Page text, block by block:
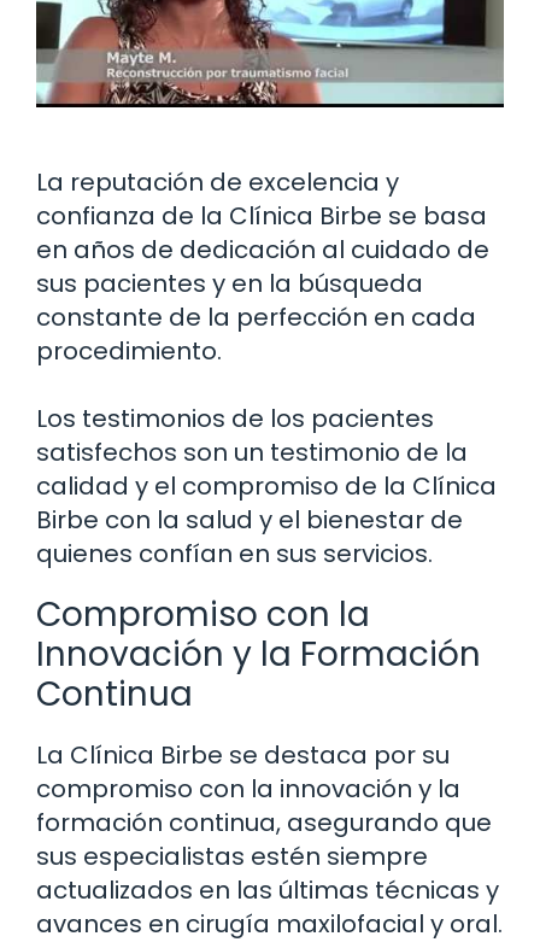
La reputación de excelencia y
confianza de la Clínica Birbe se basa
en años de dedicación al cuidado de
sus pacientes y en la búsqueda
constante de la perfección en cada
procedimiento.
Los testimonios de los pacientes
satisfechos son un testimonio de la
calidad y el compromiso de la Clínica
Birbe con la salud y el bienestar de
quienes confían en sus servicios.
Compromiso con la
Innovación y la Formación
Continua
La Clínica Birbe se destaca por su
compromiso con la innovación y la
formación continua, asegurando que
sus especialistas estén siempre
actualizados en las últimas técnicas y
avances en cirugía maxilofacial y oral.